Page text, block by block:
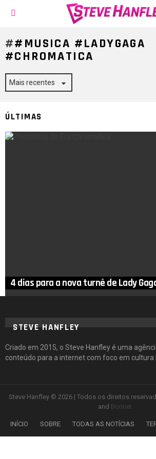
#MUSICA #LADYGAGA
#CHROMATICA
ÚLTIMAS
4 dias para a nova turnê de Lady
STEVE HANFLEY
Criado em 2015, o Steve Hanfley é uma
conteúdo para a internet com foco em cultura
Steve Hanfley © 2026 | Todos os direitos
and Bonnet
INÍCIO SOBRE TODAS AS NOTÍCIAS